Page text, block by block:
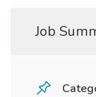
Job